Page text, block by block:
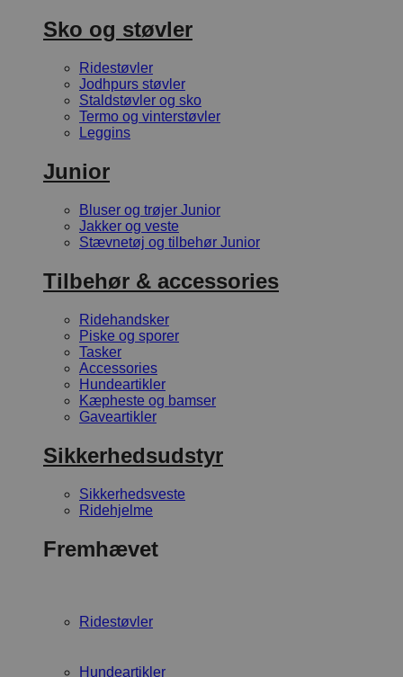
Sko og støvler
Ridestøvler
Jodhpurs støvler
Staldstøvler og sko
Termo og vinterstøvler
Leggins
Junior
Bluser og trøjer Junior
Jakker og veste
Stævnetøj og tilbehør Junior
Tilbehør & accessories
Ridehandsker
Piske og sporer
Tasker
Accessories
Hundeartikler
Kæpheste og bamser
Gaveartikler
Sikkerhedsudstyr
Sikkerhedsveste
Ridehjelme
Fremhævet
Ridestøvler
Hundeartikler